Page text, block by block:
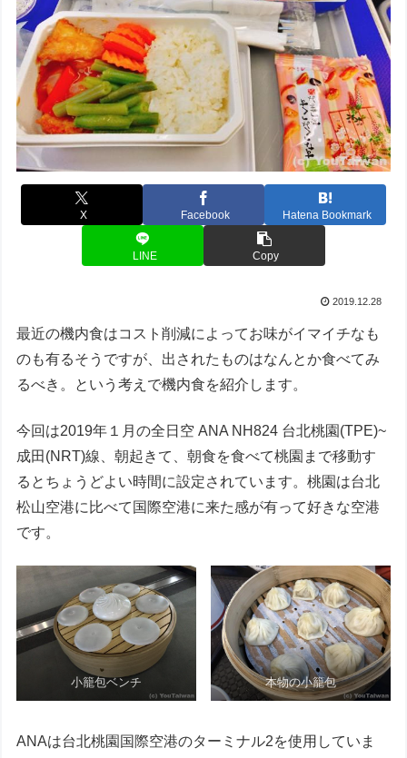
X Facebook Hatena Bookmark
LINE Copy
2019.12.28
最近の機内食はコスト削減によってお味がイマイチなも
のも有るそうですが、出されたものはなんとか食べてみ
るべき。という考えで機内食を紹介します。
今回は2019年１月の全日空 ANA NH824 台北桃園(TPE)~
成田(NRT)線、朝起きて、朝食を食べて桃園まで移動す
るとちょうどよい時間に設定されています。桃園は台北
松山空港に比べて国際空港に来た感が有って好きな空港
です。
小籠包ベンチ 本物の小籠包
ANAは台北桃園国際空港のターミナル2を使用していま